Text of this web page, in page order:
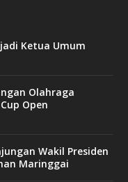
Ketua Umum
Olahraga
Open
Wakil Presiden
Maringgai